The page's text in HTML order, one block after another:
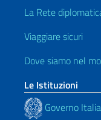
La Rete
Viaggiare sicuri
Dove siamo nel
Le Istituzioni
Governo